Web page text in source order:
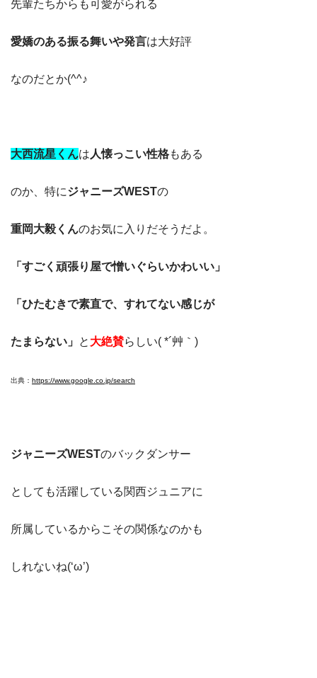
先輩たちからも可愛がられる
愛嬌のある振る舞いや発言は大好評
なのだとか(^^♪
大西流星くんは 人懐っこい性格もある
のか、特にジャニーズWESTの
重岡大毅くんのお気に入りだそうだよ。
「すごく頑張り屋で憎いぐらいかわいい」
「ひたむきで素直で、すれてない感じが
たまらない」 と 大絶賛らしい( *´艸｀)
出典： https://www.google.co.jp/search
ジャニーズWESTのバックダンサー
としても活躍している関西ジュニアに
所属しているからこその関係なのかも
しれないね(‘ω’)